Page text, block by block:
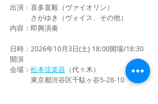
出演：喜多直毅（ヴァイオリン）
さがゆき（ヴォイス、その他）
内容：即興演奏
日時：2026年10月3日(土) 18:00開場/18:30
開演
会場： 松本弦楽器 （代々木）
東京都渋谷区千駄ヶ谷5-28-10